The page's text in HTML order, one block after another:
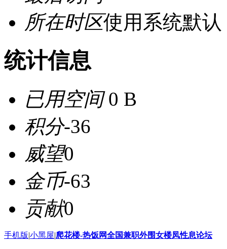
所在时区使用系统默认
统计信息
已用空间0 B
积分-36
威望0
金币-63
贡献0
手机版|小黑屋|爬花楼-热饭网全国兼职外围女楼凤性息论坛